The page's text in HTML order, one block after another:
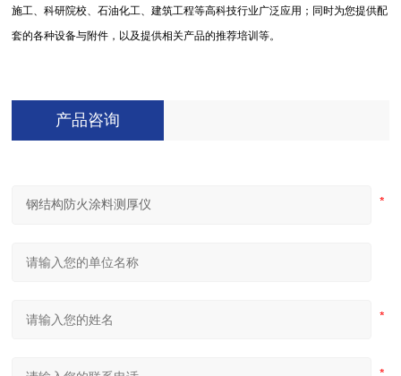
施工、科研院校、石油化工、建筑工程等高科技行业广泛应用；同时为您提供配
套的各种设备与附件，以及提供相关产品的推荐培训等。
产品咨询